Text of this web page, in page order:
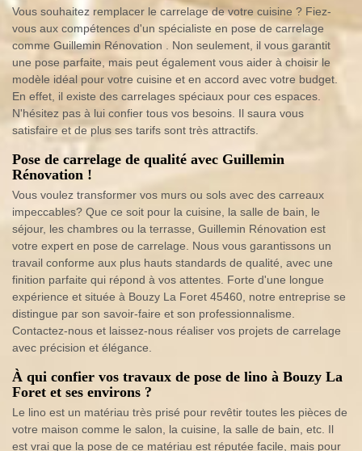
Vous souhaitez remplacer le carrelage de votre cuisine ? Fiez-
vous aux compétences d'un spécialiste en pose de carrelage
comme Guillemin Rénovation . Non seulement, il vous garantit
une pose parfaite, mais peut également vous aider à choisir le
modèle idéal pour votre cuisine et en accord avec votre budget.
En effet, il existe des carrelages spéciaux pour ces espaces.
N'hésitez pas à lui confier tous vos besoins. Il saura vous
satisfaire et de plus ses tarifs sont très attractifs.
Pose de carrelage de qualité avec Guillemin
Rénovation !
Vous voulez transformer vos murs ou sols avec des carreaux
impeccables? Que ce soit pour la cuisine, la salle de bain, le
séjour, les chambres ou la terrasse, Guillemin Rénovation est
votre expert en pose de carrelage. Nous vous garantissons un
travail conforme aux plus hauts standards de qualité, avec une
finition parfaite qui répond à vos attentes. Forte d'une longue
expérience et située à Bouzy La Foret 45460, notre entreprise se
distingue par son savoir-faire et son professionnalisme.
Contactez-nous et laissez-nous réaliser vos projets de carrelage
avec précision et élégance.
À qui confier vos travaux de pose de lino à Bouzy La
Foret et ses environs ?
Le lino est un matériau très prisé pour revêtir toutes les pièces de
votre maison comme le salon, la cuisine, la salle de bain, etc. Il
est vrai que la pose de ce matériau est réputée facile, mais pour